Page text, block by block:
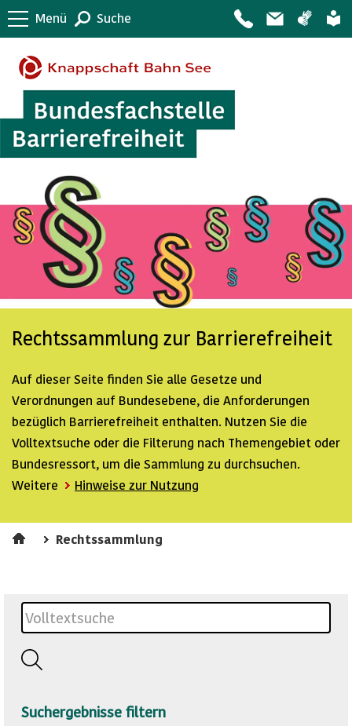
Menü Suche
Rechtssammlung zur Barrierefreiheit
Auf dieser Seite finden Sie alle Gesetze und
Verordnungen auf Bundesebene, die Anforderungen
bezüglich Barrierefreiheit enthalten. Nutzen Sie die
Volltextsuche oder die Filterung nach Themengebiet oder
Bundesressort, um die Sammlung zu durchsuchen.
Weitere
Hinweise zur Nutzung
Rechtssammlung
Suchergebnisse filtern